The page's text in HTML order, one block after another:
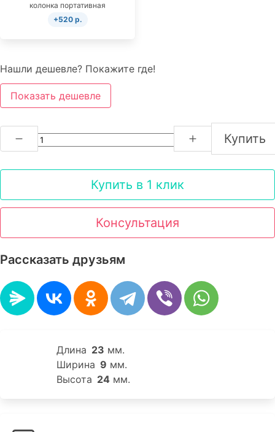
колонка портативная
+520 р.
Нашли дешевле? Покажите где!
Показать дешевле
Купить
Купить в 1 клик
Консультация
Рассказать друзьям
Длина 23 мм.
Ширина 9 мм.
Высота 24 мм.